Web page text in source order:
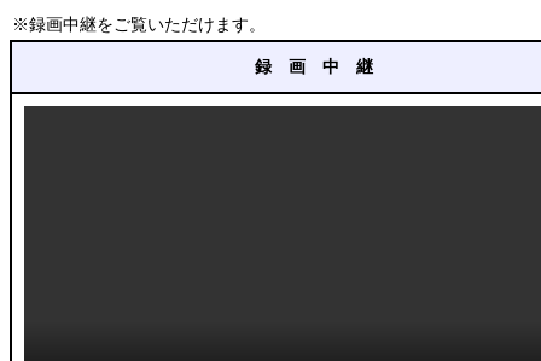
※録画中継をご覧いただけます。
録 画 中 継